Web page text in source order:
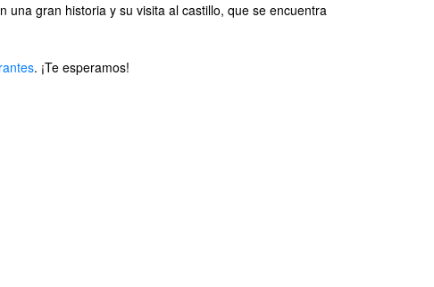
gran historia y su visita al castillo, que se encuentra
. ¡Te esperamos!